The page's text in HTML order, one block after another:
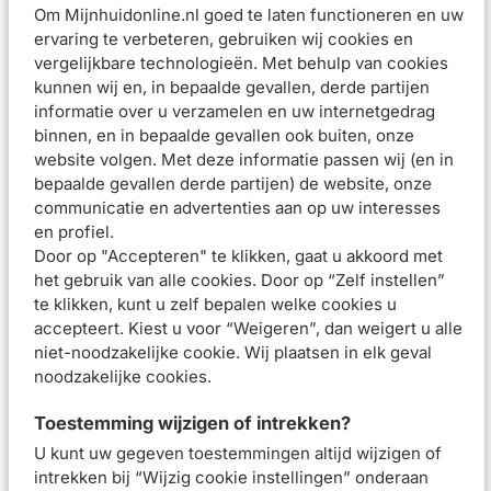
Om Mijnhuidonline.nl goed te laten functioneren en uw
ervaring te verbeteren, gebruiken wij cookies en
vergelijkbare technologieën. Met behulp van cookies
kunnen wij en, in bepaalde gevallen, derde partijen
informatie over u verzamelen en uw internetgedrag
binnen, en in bepaalde gevallen ook buiten, onze
website volgen. Met deze informatie passen wij (en in
bepaalde gevallen derde partijen) de website, onze
communicatie en advertenties aan op uw interesses
en profiel.
Door op "Accepteren" te klikken, gaat u akkoord met
het gebruik van alle cookies. Door op “Zelf instellen”
te klikken, kunt u zelf bepalen welke cookies u
accepteert. Kiest u voor “Weigeren”, dan weigert u alle
niet-noodzakelijke cookie. Wij plaatsen in elk geval
noodzakelijke cookies.
Toestemming wijzigen of intrekken?
U kunt uw gegeven toestemmingen altijd wijzigen of
intrekken bij “Wijzig cookie instellingen” onderaan
Helpt de huidbarrière te herstellen
Voorkomt toekomstige huidirritaties op de lippen
Verbetert het huidcomfort op lange termijn
Gebruiksadvies
Stap 1: Breng de lippenbalsem zo vaak als nodig aan op de
lippen.
Stap 2: Stip desgewenst ook andere droge delen van de
huid aan met Cicaplast Lippen, om een ruwe, droge huid
tegen te gaan.
Samenstelling
Beoordelingen (6)
Aanbevolen artikelen voorLa Roche-Posay
Cicaplast Lippen 7.5ml
La Roche-Posay
Cicaplast Wasgel B5+
200ml
La Roche-Posay
Cicaplast Handcrème
50ml